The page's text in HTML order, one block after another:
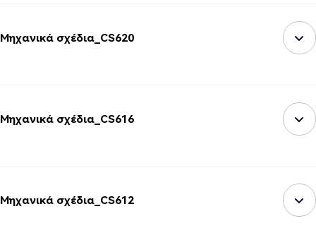
Μηχανικά σχέδια_CS620
Μηχανικά σχέδια_CS616
Μηχανικά σχέδια_CS612